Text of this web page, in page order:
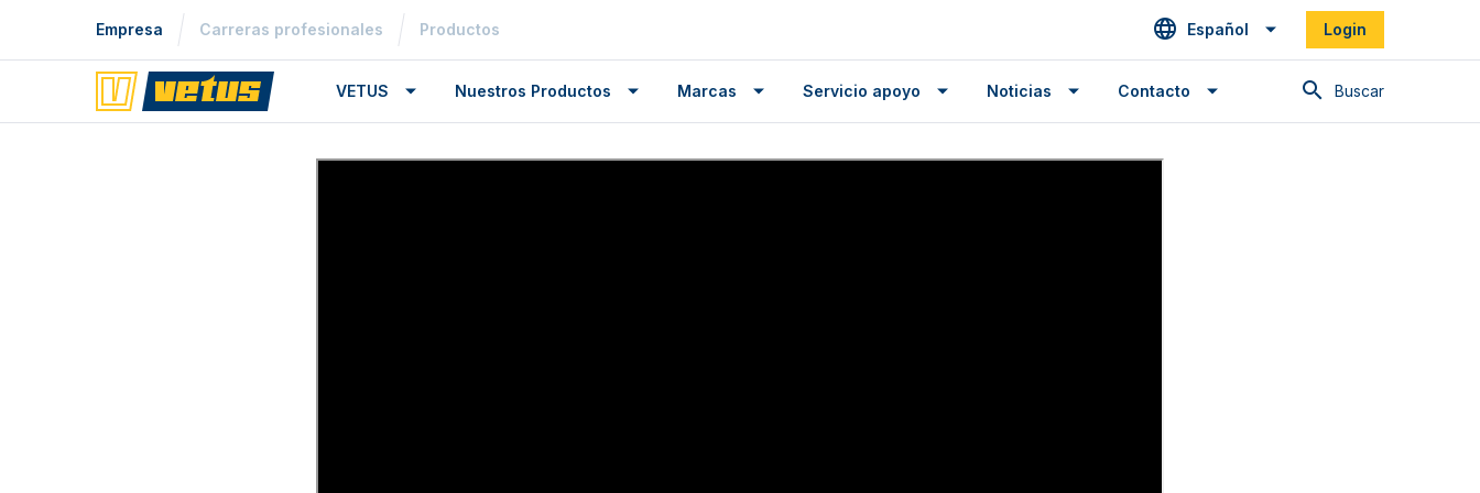
Empresa Carreras profesionales Productos Español Login
Buscar en
VETUS Nuestros Productos Marcas Servicio apoyo Noticias Contacto